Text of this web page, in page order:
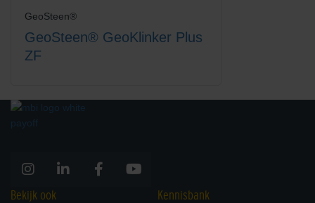
GeoSteen®
GeoSteen® GeoKlinker Plus
ZF
Bekijk ook Kennisbank